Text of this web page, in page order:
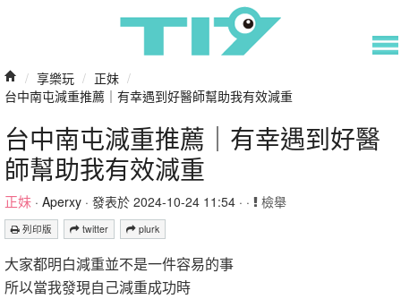
/ 享樂玩 / 正妹 /
台中南屯減重推薦｜有幸遇到好醫師幫助我有效減重
台中南屯減重推薦｜有幸遇到好醫
師幫助我有效減重
正妹 · Aperxy · 發表於 2024-10-24 11:54 · · 檢舉
列印版 twitter plurk
大家都明白減重並不是一件容易的事
所以當我發現自己減重成功時